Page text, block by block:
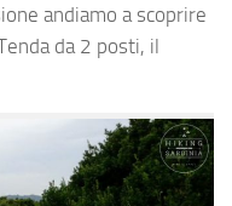
andiamo a scoprire
da 2 posti, il